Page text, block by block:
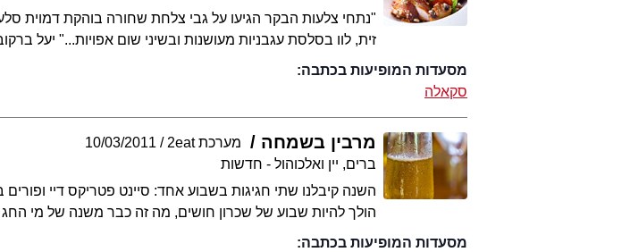
"נתחי צלעות הבקר הגיעו על גבי צלחת שחורה בוהקת דמוית
זית, לוו בסלסת עגבניות מעושנות ובשיני שום אפויות..." יעל
מסעדות המופיעות בכתבה:
סקאלה
מרבין בשמחה מערכת 2eat
10/03/2011
ברים, יין ואלכוהול - חדשות
השנה קיבלנו שתי חגיגות בשבוע אחד: סיינט פטריקס דיי
הולך להיות שבוע של שכרון חושים, מה זה כבר משנה של מי
מסעדות המופיעות בכתבה: